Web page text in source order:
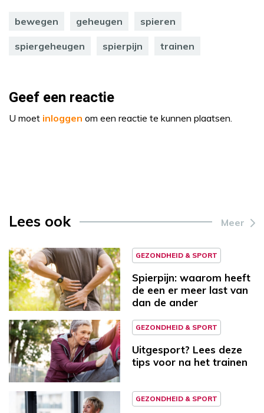
bewegen geheugen spieren
spiergeheugen spierpijn trainen
Geef een reactie
U moet inloggen om een reactie te kunnen plaatsen.
Lees ook Meer
GEZONDHEID & SPORT
Spierpijn: waarom heeft
de een er meer last van
dan de ander
GEZONDHEID & SPORT
Uitgesport? Lees deze
tips voor na het trainen
GEZONDHEID & SPORT